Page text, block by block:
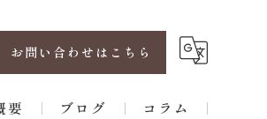
お問い合わせはこちら
要 ブログ コラム